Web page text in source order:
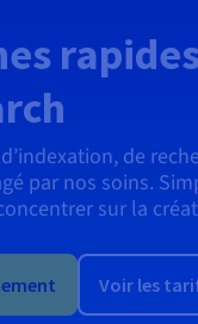
de
par nos soins.
sur la
Voir les